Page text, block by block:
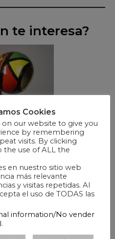
te interesa?
ginga, conoce sobre esta
Cookies
on our website to give you
by remembering
visits. By clicking
the use of ALL the
en nuestro sitio web
más relevante
y visitas repetidas. Al
el uso de TODAS las
information/No vender
.